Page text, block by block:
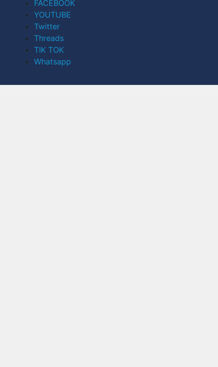
FACEBOOK
YOUTUBE
Twitter
Threads
TIK TOK
Whatsapp